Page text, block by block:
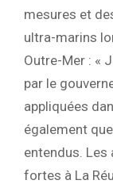
mesures et
ultra-marins
Outre-Mer : «
par le
appliquées
également
entendus.
fortes à La